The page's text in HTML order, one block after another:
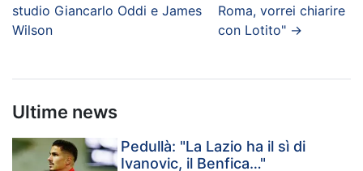
studio Giancarlo Oddi e James
Wilson
Roma, vorrei chiarire
con Lotito" →
Ultime news
Pedullà: "La Lazio ha il sì di
Ivanovic, il Benfica…"